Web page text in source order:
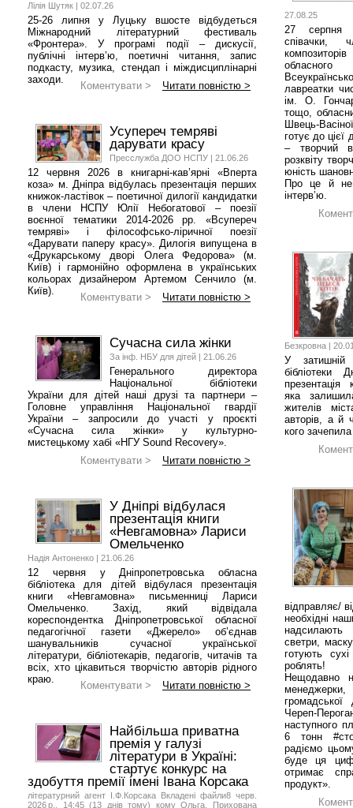
Лілія Шутяк | 02.07.26
25-26 липня у Луцьку вшосте відбудеться
Міжнародний літературний фестиваль
«Фронтера». У програмі події – дискусії,
публічні інтерв’ю, поетичні читання, запис
подкасту, музика, стендап і міждисциплінарні
заходи.
Коментувати > Читати повністю >
Усупереч темряві
дарувати красу
Пресслужба ДОО НСПУ | 21.06.26
12 червня 2026 в книгарні-кав’ярні «Вперта
коза» м. Дніпра відбулась презентація перших
книжок-ластівок – поетичної дилогії кандидатки
в члени НСПУ Юлії Небогатової – поезії
воєнної тематики 2014-2026 рр. «Всупереч
темряві» і філософсько-ліричної поезії
«Дарувати паперу красу». Дилогія випущена в
«Друкарському дворі Олега Федорова» (м.
Київ) і гармонійно оформлена в українських
кольорах дизайнером Артемом Сенчило (м.
Київ).
Коментувати > Читати повністю >
Сучасна сила жінки
За інф. НБУ для дітей | 21.06.26
Генерального директора
Національної бібліотеки
України для дітей наші друзі та партнери –
Головне управління Національної гвардії
України – запросили до участі у проєкті
«Сучасна сила жінки» у культурно-
мистецькому хабі «НГУ Sound Recovery».
Коментувати >
Читати повністю >
У Дніпрі відбулася
презентація книги
«Невгамовна» Лариси
Омельченко
Надія Антоненко | 21.06.26
12 червня у Дніпропетровська обласна
бібліотека для дітей відбулася презентація
книги «Невгамовна» письменниці Лариси
Омельченко. Захід, який відвідала
кореспондентка Дніпропетровської обласної
педагогічної газети «Джерело» об’єднав
шанувальників сучасної української
літератури, бібліотекарів, педагогів, читачів та
всіх, хто цікавиться творчістю авторів рідного
краю.
Коментувати > Читати повністю >
Найбільша приватна
премія у галузі
літератури в Україні:
стартує конкурс на
здобуття премії імені Івана Корсака
літературний агент І.Ф.Корсака Вкладені файли8 черв.
2026 р., 14:45 (13 днів тому) кому Ольга, Прихована
27.08.25
27 серпня
співачки,
обласного
лавреатки
ім. О.
тощо,
Швець-
готує до цієї
– творчий
розквіту
юність
Про це й не
інтерв’ю.
Безкровна |
У затишній
бібліотеки
презентація
яка
жителів
авторів, а й
кого зачепила
відправляє/
необхідні
надсилають
светри,
готують
роблять!
Нещодавно
менеджерки,
громадської
Череп-
наступного
6 тонн
радіємо
буде ця
отримає
продукт».